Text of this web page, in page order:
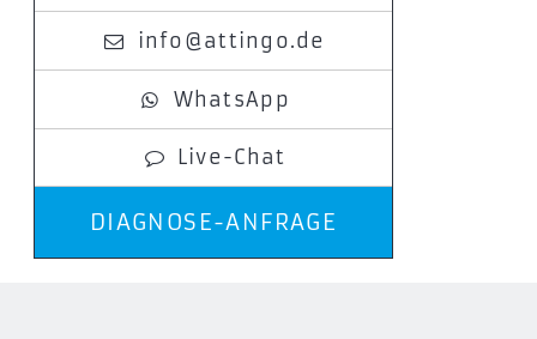
info@attingo.de
WhatsApp
Live-Chat
DIAGNOSE-ANFRAGE